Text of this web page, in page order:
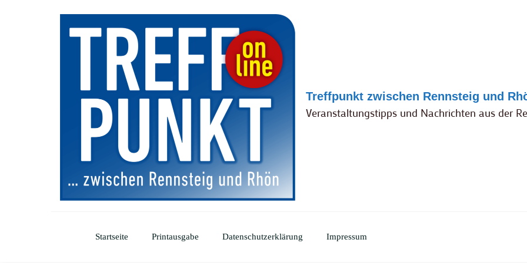
Treffpunkt zwischen Rennsteig und
Veranstaltungstipps und Nachrichten aus der
Startseite Printausgabe Datenschutzerklärung Impressum